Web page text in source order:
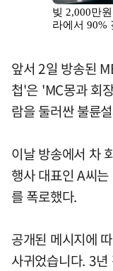
앞서 2일 방송된
첩'은 'MC몽과 회
람을 둘러싼 불륜
이날 방송에서 차
행사 대표인 A씨
를 폭로했다.
공개된 메시지에
사귀었습니다. 3